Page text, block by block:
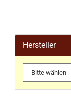
Hersteller